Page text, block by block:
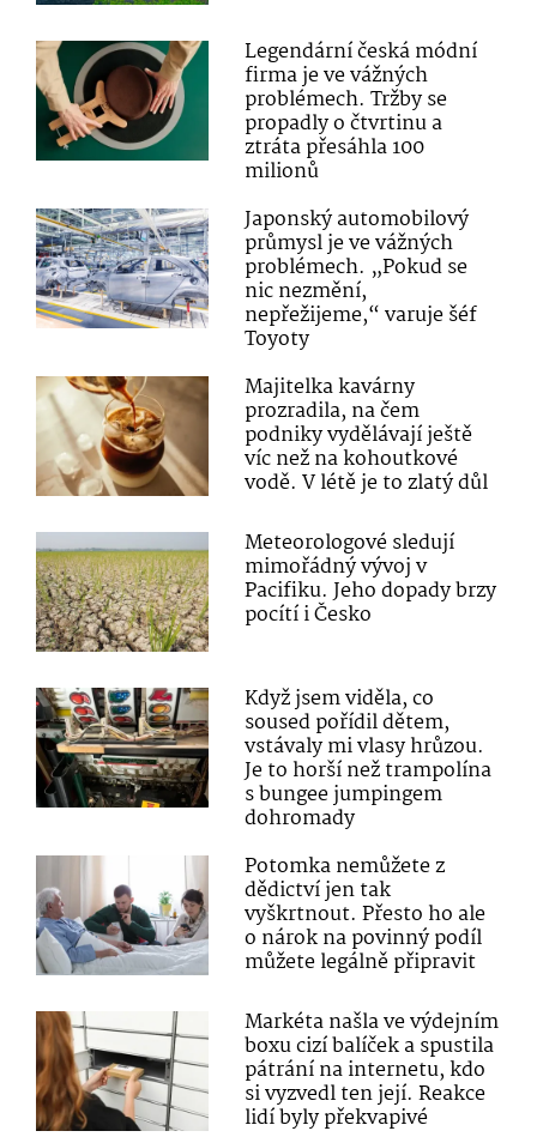
Legendární česká módní
firma je ve vážných
problémech. Tržby se
propadly o čtvrtinu a
ztráta přesáhla 100
milionů
Japonský automobilový
průmysl je ve vážných
problémech. „Pokud se
nic nezmění,
nepřežijeme,“ varuje šéf
Toyoty
Majitelka kavárny
prozradila, na čem
podniky vydělávají ještě
víc než na kohoutkové
vodě. V létě je to zlatý důl
Meteorologové sledují
mimořádný vývoj v
Pacifiku. Jeho dopady brzy
pocítí i Česko
Když jsem viděla, co
soused pořídil dětem,
vstávaly mi vlasy hrůzou.
Je to horší než trampolína
s bungee jumpingem
dohromady
Potomka nemůžete z
dědictví jen tak
vyškrtnout. Přesto ho ale
o nárok na povinný podíl
můžete legálně připravit
Markéta našla ve výdejním
boxu cizí balíček a spustila
pátrání na internetu, kdo
si vyzvedl ten její. Reakce
lidí byly překvapivé